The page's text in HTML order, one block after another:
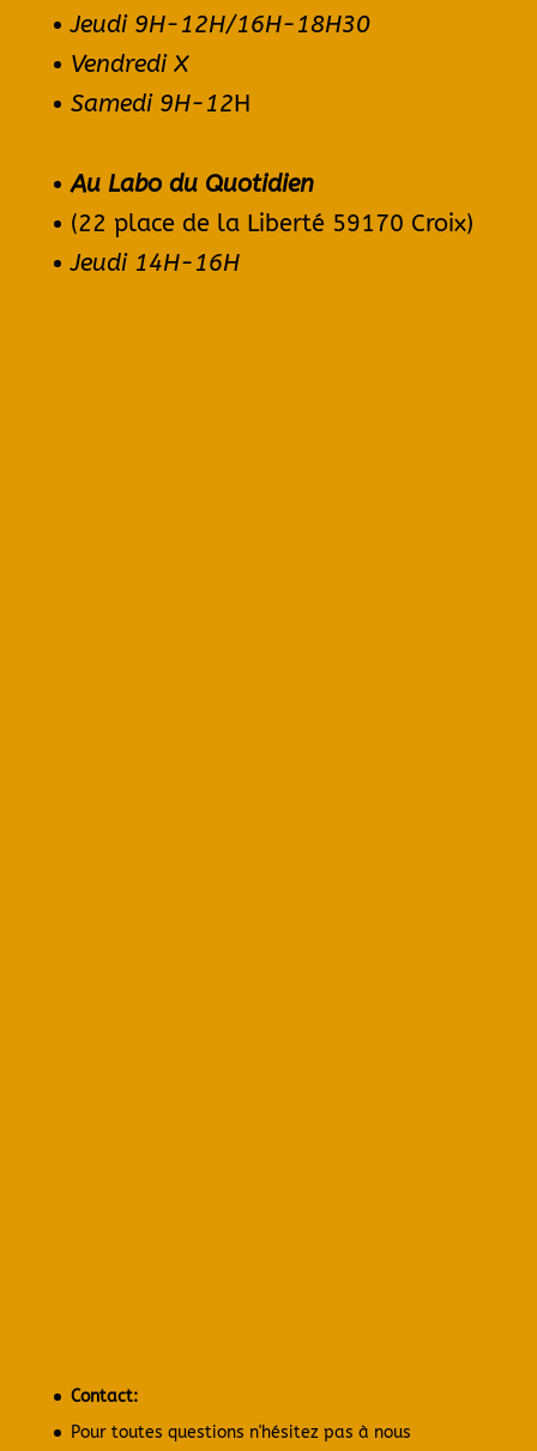
Jeudi 9H-12H/16H-18H30
Vendredi X
Samedi 9H-12H
Au Labo du Quotidien
(22 place de la Liberté 59170 Croix)
Jeudi 14H-16H
Contact:
Pour toutes questions n'hésitez pas à nous